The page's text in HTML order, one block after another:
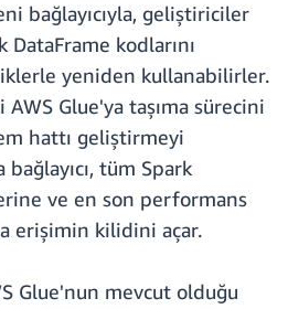
bağlayıcıyla, geliştiriciler
DataFrame kodlarını
yeniden kullanabilirler.
Glue'ya taşıma sürecini
hattı geliştirmeyi
tüm Spark
ve en son performans
erişimin kilidini açar.
Glue'nun mevcut olduğu